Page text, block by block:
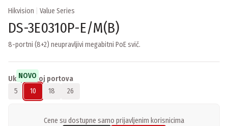
Usluge i rešenja
Lokacije
Kontakti
Newsletter
Hikvision Value Series
DS-3E0310P-E/M(B)
8-portni (8+2) neupravljivi megabitni PoE svič.
NOVO
Ukupni broj portova
5
10 18 26
Cene su dostupne samo prijavljenim korisnicima